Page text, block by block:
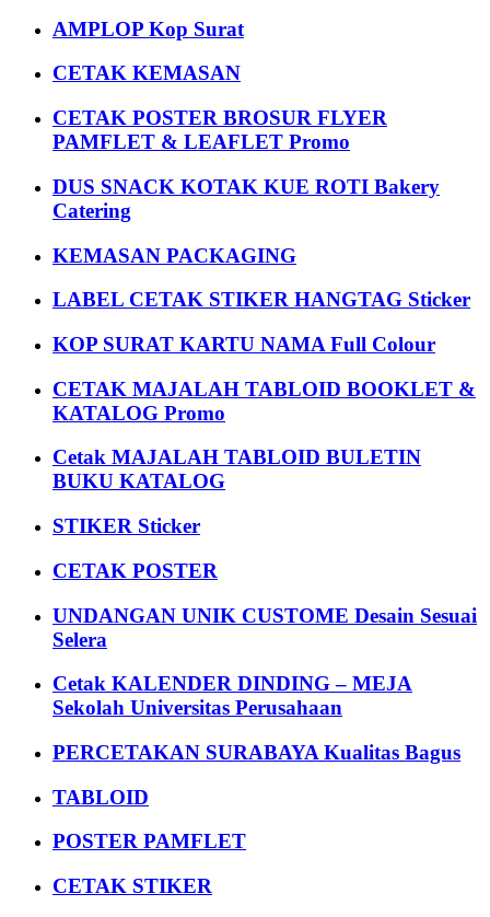
AMPLOP Kop Surat
CETAK KEMASAN
CETAK POSTER BROSUR FLYER
PAMFLET & LEAFLET Promo
DUS SNACK KOTAK KUE ROTI Bakery
Catering
KEMASAN PACKAGING
LABEL CETAK STIKER HANGTAG Sticker
KOP SURAT KARTU NAMA Full Colour
CETAK MAJALAH TABLOID BOOKLET &
KATALOG Promo
Cetak MAJALAH TABLOID BULETIN
BUKU KATALOG
STIKER Sticker
CETAK POSTER
UNDANGAN UNIK CUSTOME Desain Sesuai
Selera
Cetak KALENDER DINDING – MEJA
Sekolah Universitas Perusahaan
PERCETAKAN SURABAYA Kualitas Bagus
TABLOID
POSTER PAMFLET
CETAK STIKER